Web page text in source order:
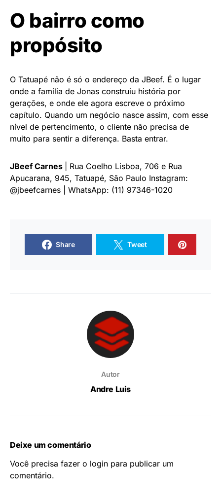
O bairro como
propósito
O Tatuapé não é só o endereço da JBeef. É o lugar
onde a família de Jonas construiu história por
gerações, e onde ele agora escreve o próximo
capítulo. Quando um negócio nasce assim, com esse
nível de pertencimento, o cliente não precisa de
muito para sentir a diferença. Basta entrar.
JBeef Carnes
| Rua Coelho Lisboa, 706 e Rua
Apucarana, 945, Tatuapé, São Paulo Instagram:
@jbeefcarnes | WhatsApp: (11) 97346-1020
Share Tweet
Autor
Andre Luis
Deixe um comentário
Você precisa fazer o login para publicar um
comentário.